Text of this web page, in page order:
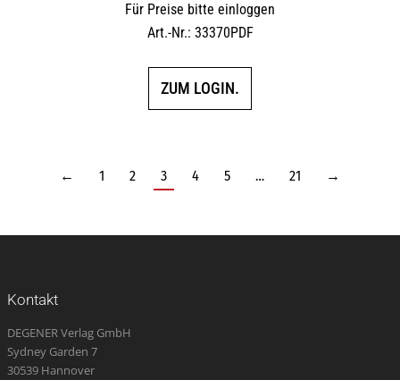
Für Preise bitte einloggen
Art.-Nr.: 33370PDF
ZUM LOGIN.
← 1 2 3 4 5 … 21 →
Kontakt
DEGENER Verlag GmbH
Sydney Garden 7
30539 Hannover